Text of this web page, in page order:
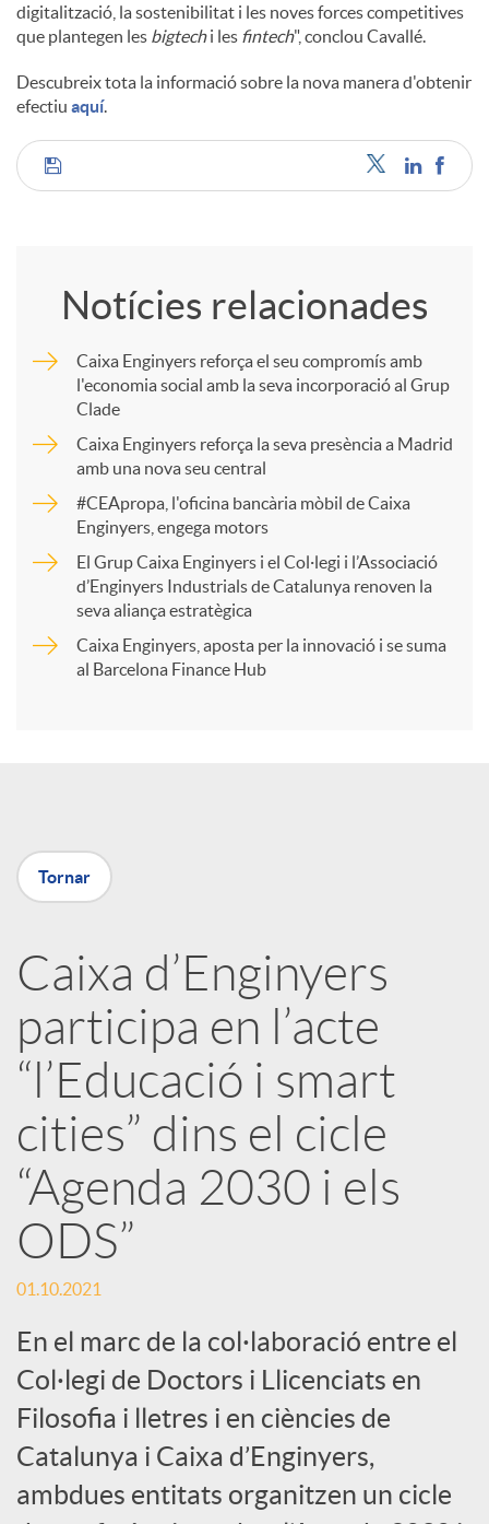
digitalització, la sostenibilitat i les noves forces competitives
que plantegen les bigtechi les fintech", conclou Cavallé.
Descubreix tota la informació sobre la nova manera d'obtenir
efectiu aquí.
C
m
r
X
a
r
x
e
s
S
o
c
Notícies relacionades
Caixa Enginyers reforça el seu compromís amb
l'economia social amb la seva incorporació al Grup
Clade
Caixa Enginyers reforça la seva presència a Madrid
amb una nova seu central
#CEApropa, l'oficina bancària mòbil de Caixa
Enginyers, engega motors
El Grup Caixa Enginyers i el Col·legi i l’Associació
d’Enginyers Industrials de Catalunya renoven la
seva aliança estratègica
Caixa Enginyers, aposta per la innovació i se suma
al Barcelona Finance Hub
Tornar
Caixa d’Enginyers
participa en l’acte
“l’Educació i smart
cities” dins el cicle
“Agenda 2030 i els
ODS”
01.10.2021
En el marc de la col·laboració entre el
Col·legi de Doctors i Llicenciats en
Filosofia i lletres i en ciències de
Catalunya i Caixa d’Enginyers,
ambdues entitats organitzen un cicle